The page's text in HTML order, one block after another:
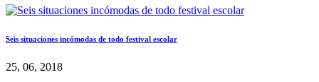
Seis situaciones incómodas de todo festival escolar
25, 06, 2018